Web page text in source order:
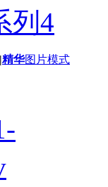
列 4
|精华图片模式